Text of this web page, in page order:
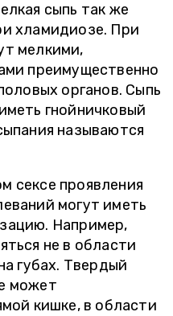
сыпь так же
хламидиозе. При
мелкими,
преимущественно
органов. Сыпь
гнойничковый
называются
сексе проявления
могут иметь
Например,
не в области
губах. Твердый
может
кишке, в области